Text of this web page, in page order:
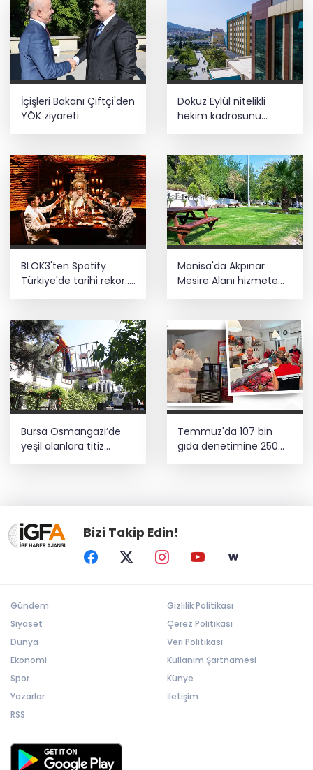
İçişleri Bakanı Çiftçi'den
YÖK ziyareti
Dokuz Eylül nitelikli
hekim kadrosunu
BLOK3'ten Spotify
Türkiye'de tarihi rekor...
Albümdeki 10 şarkının
Manisa'da Akpınar
Mesire Alanı hizmete
açılıyor
Bursa Osmangazi’de
yeşil alanlara titiz
Temmuz'da 107 bin
gıda denetimine 250
Bizi Takip Edin!
Gündem
Siyaset
Dünya
Ekonomi
Spor
Yazarlar
RSS
Gizlilik Politikası
Çerez Politikası
Veri Politikası
Kullanım Şartnamesi
Künye
İletişim